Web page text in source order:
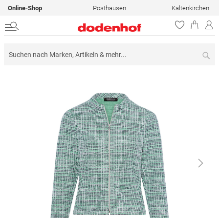
Online-Shop Posthausen Kaltenkirchen